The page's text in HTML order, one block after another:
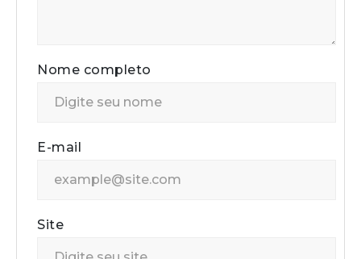
Nome completo
E-mail
Site